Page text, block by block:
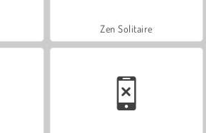
Zen Solitaire